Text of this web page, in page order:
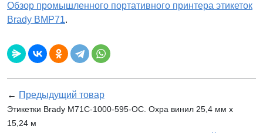
Обзор промышленного портативного принтера этикеток
Brady BMP71.
← Предыдущий товар
Этикетки Brady M71C-1000-595-OC. Охра винил 25,4 мм x
15,24 м